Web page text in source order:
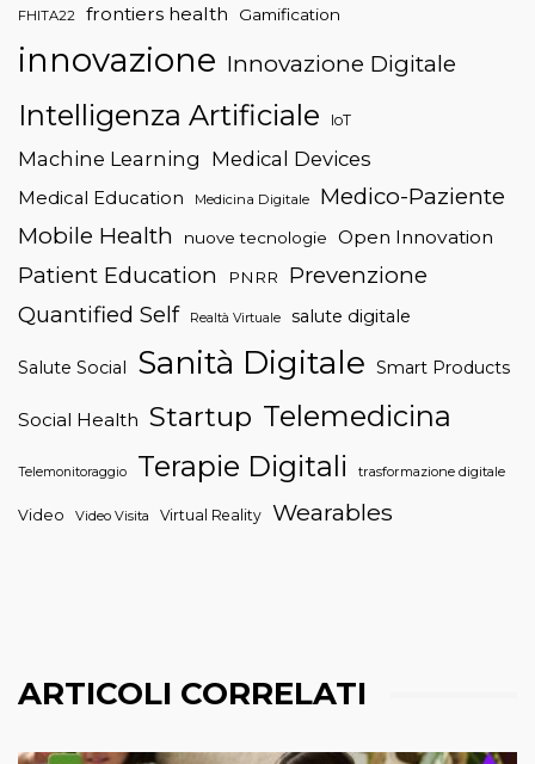
FHITA22 frontiers health Gamification
innovazione Innovazione Digitale
Intelligenza Artificiale IoT
Machine Learning Medical Devices
Medical Education Medicina Digitale
Medico-Paziente
Mobile Health
nuove tecnologie Open Innovation
Patient Education PNRR
Prevenzione
Quantified Self
Realtà Virtuale salute digitale
Salute Social Sanità Digitale Smart Products
Social Health Startup Telemedicina
Telemonitoraggio Terapie Digitali trasformazione digitale
Video Video Visita Virtual Reality Wearables
ARTICOLI CORRELATI